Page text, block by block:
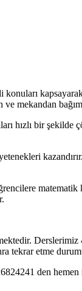
konuları
mekandan
hızlı bir şekilde
matematik
tekrar etme
den